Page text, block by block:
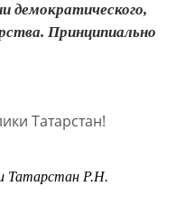
демократического,
Принципиально
Татарстан Р.Н.